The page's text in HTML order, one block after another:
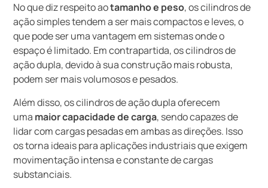
No que diz respeito aotamanho e peso, os cilindros de
ação simples tendem a ser mais compactos e leves, o
que pode ser uma vantagem em sistemas onde o
espaço é limitado. Em contrapartida, os cilindros de
ação dupla, devido à sua construção mais robusta,
podem ser mais volumosos e pesados.
Além disso, os cilindros de ação dupla oferecem
uma maior capacidade de carga, sendo capazes de
lidar com cargas pesadas em ambas as direções. Isso
os torna ideais para aplicações industriais que exigem
movimentação intensa e constante de cargas
substanciais.